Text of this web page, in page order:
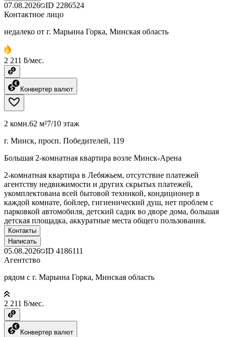
07.08.2026 ID 2286524
Контактное лицо
недалеко от г. Марьина Горка, Минская область
2 211 ƃ/мес.
Конвертер валют
2 комн.62 м²7/10 этаж
г. Минск, просп. Победителей, 119
Большая 2-комнатная квартира возле Минск-Арена
2-комнатная квартира в Лебяжьем, отсутствие платежей
агентству недвижимости и других скрытых платежей,
укомплектована всей бытовой техникой, кондиционер в
каждой комнате, бойлер, гигиенический душ, нет проблем с
парковкой автомобиля, детский садик во дворе дома, большая
детская площадка, аккуратные места общего пользования.
Контакты
Написать
05.08.2026 ID 4186111
Агентство
рядом с г. Марьина Горка, Минская область
2 211 ƃ/мес.
Конвертер валют